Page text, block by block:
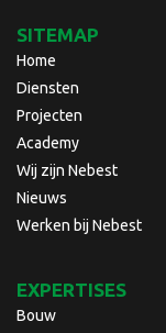
SITEMAP
Home
Diensten
Projecten
Academy
Wij zijn Nebest
Nieuws
Werken bij Nebest
EXPERTISES
Bouw